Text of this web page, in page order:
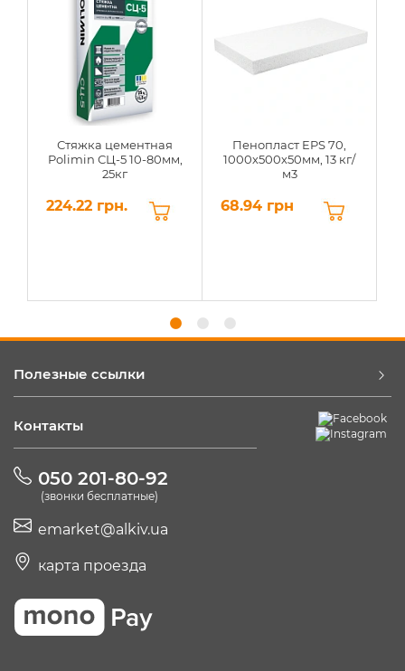
Стяжка цементная
Polimin СЦ-5 10-80мм,
25кг
224.22 грн.
Пенопласт EPS 70,
1000х500х50мм, 13 кг/
м3
68.94 грн
Полезные ссылки
Контакты
050 201-80-92
(звонки бесплатные)
emarket@alkiv.ua
карта проезда